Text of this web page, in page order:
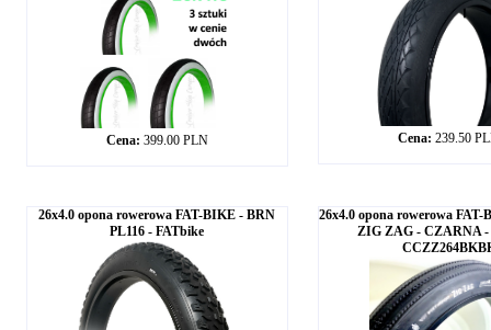
Cena: 399.00 PLN Cena: 239.50
26x4.0 opona rowerowa FAT-BIKE - BRN
PL116 - FATbike
26x4.0 opona rowerowa FAT-
ZIG ZAG - CZARNA -